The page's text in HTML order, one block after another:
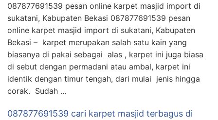
087877691539 pesan online karpet masjid import di
sukatani, Kabupaten Bekasi 087877691539 pesan
online karpet masjid import di sukatani, Kabupaten
Bekasi – karpet merupakan salah satu kain yang
biasanya di pakai sebagai alas , karpet ini juga biasa
di sebut dengan permadani atau ambal, karpet ini
identik dengan timur tengah, dari mulai jenis hingga
corak. Sudah …
087877691539 cari karpet masjid terbagus di